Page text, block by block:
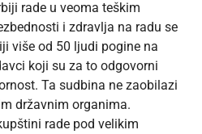
rade u veoma teškim
i zdravlja na radu se
više od 50 ljudi pogine na
koji su za to odgovorni
Ta sudbina ne zaobilazi
državnim organima.
rade pod velikim